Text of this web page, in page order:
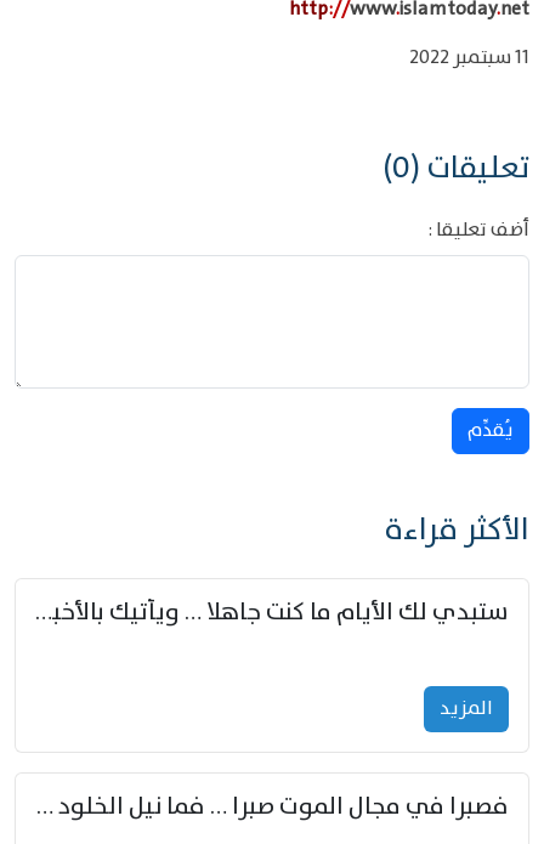
http://www.islamtoday.net
11 سبتمبر 2022
تعليقات (0)
أضف تعليقا :
يُقدِّم
الأكثر قراءة
ستبدي لك الأيام ما كنت جاهلا … ويأتيك بالأخبار من لم تزوّد
المزید
فصبرا في مجال الموت صبرا … فما نيل الخلود بمستطاع